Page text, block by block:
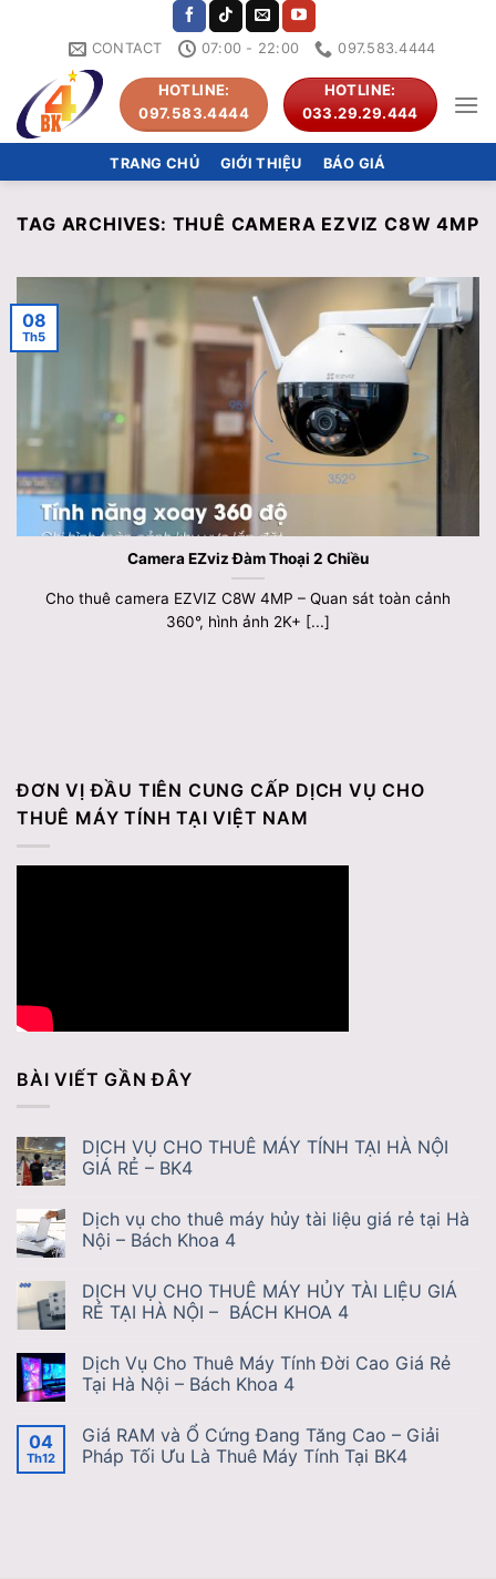
CONTACT 07:00 - 22:00 097.583.4444
HOTLINE:
097.583.4444
HOTLINE:
033.29.29.444
TRANG CHỦ GIỚI THIỆU BÁO GIÁ
TAG ARCHIVES: THUÊ CAMERA EZVIZ C8W 4MP
Camera EZviz Đàm Thoại 2 Chiều
Cho thuê camera EZVIZ C8W 4MP – Quan sát toàn cảnh
360°, hình ảnh 2K+ [...]
08
Th5
ĐƠN VỊ ĐẦU TIÊN CUNG CẤP DỊCH VỤ CHO
THUÊ MÁY TÍNH TẠI VIỆT NAM
BÀI VIẾT GẦN ĐÂY
DỊCH VỤ CHO THUÊ MÁY TÍNH TẠI HÀ NỘI
GIÁ RẺ – BK4
Dịch vụ cho thuê máy hủy tài liệu giá rẻ tại Hà
Nội – Bách Khoa 4
DỊCH VỤ CHO THUÊ MÁY HỦY TÀI LIỆU GIÁ
RẺ TẠI HÀ NỘI – BÁCH KHOA 4
Dịch Vụ Cho Thuê Máy Tính Đời Cao Giá Rẻ
Tại Hà Nội – Bách Khoa 4
04
Th12
Giá RAM và Ổ Cứng Đang Tăng Cao – Giải
Pháp Tối Ưu Là Thuê Máy Tính Tại BK4